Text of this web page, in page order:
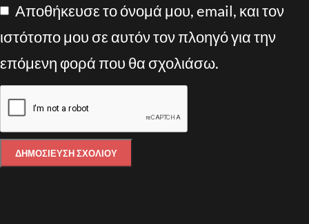
Αποθήκευσε το όνομά μου, email, και τον
ιστότοπο μου σε αυτόν τον πλοηγό για την
επόμενη φορά που θα σχολιάσω.